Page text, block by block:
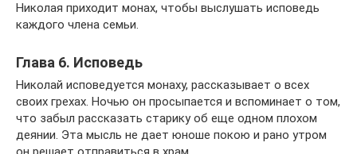
Николая приходит монах, чтобы выслушать исповедь
каждого члена семьи.
Глава 6. Исповедь
Николай исповедуется монаху, рассказывает о всех
своих грехах. Ночью он просыпается и вспоминает о том,
что забыл рассказать старику об еще одном плохом
деянии. Эта мысль не дает юноше покою и рано утром